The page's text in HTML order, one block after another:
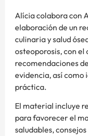
Alícia colabora con
elaboración de un
culinaria y salud
osteoporosis, con
recomendaciones
evidencia, así como
práctica.
El material incluye
para favorecer el
saludables,